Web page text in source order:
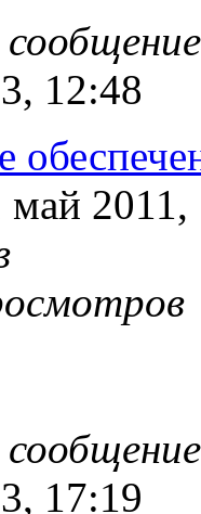
12:48
май 2011,
17:19